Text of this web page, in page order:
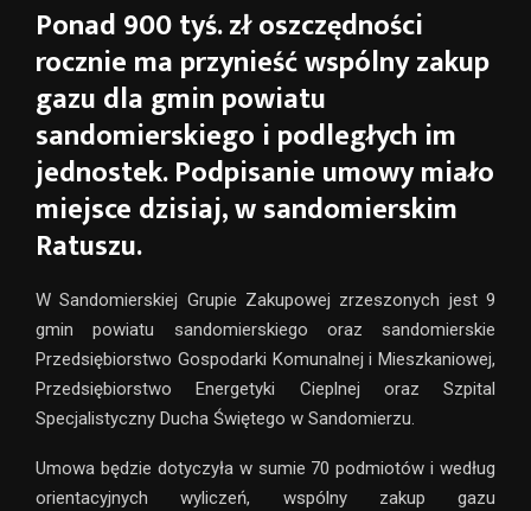
Ponad 900 tyś. zł oszczędności
rocznie ma przynieść wspólny zakup
gazu dla gmin powiatu
sandomierskiego i podległych im
jednostek. Podpisanie umowy miało
miejsce dzisiaj, w sandomierskim
Ratuszu.
W Sandomierskiej Grupie Zakupowej zrzeszonych jest 9
gmin powiatu sandomierskiego oraz sandomierskie
Przedsiębiorstwo Gospodarki Komunalnej i Mieszkaniowej,
Przedsiębiorstwo Energetyki Cieplnej oraz Szpital
Specjalistyczny Ducha Świętego w Sandomierzu.
Umowa będzie dotyczyła w sumie 70 podmiotów i według
orientacyjnych wyliczeń, wspólny zakup gazu